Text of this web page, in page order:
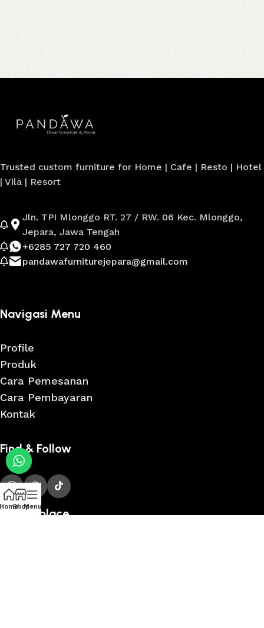
Trusted custom furniture for Home | Cafe | Resto | Hotel
| Vila | Resort
Jln. TPI Mlonggo RT. 27 / RW. 06 Kec. Mlonggo,
Jepara, Jawa Tengah
+6285 727 720 460
pandawafurniturejepara@gmail.com
Navigasi Menu
Profile
Produk
Cara Pemesanan
Cara Pembayaran
Kontak
Find & Follow
Marketplace
HomeShopMenu